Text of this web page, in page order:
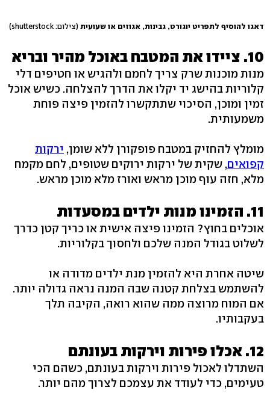
דאגו להוסיף לתפריט יוגורט, גבינות, אגוזים או שעועית (צילום: shutterstock)
10. ציידו את המטבח באוכל מהיר ובריא
מנות מוכנות שרק צריך לחמם ולהגיש או חטיפים דלי
קלוריות בהישג יד יקלו את הדרך להצלחה. כשיש אוכל
זמין ומוכן, הסיכוי שתתקשרו להזמין פיצה פוחת
משמעותית.
מומלץ להחזיק במטבח פופקורן ללא שומן, ירקות
קפואים, שקית של ירקות ירוקים שטופים, לחם מקמח
מלא, חזה עוף מוכן מראש ואורז מלא מוכן מראש.
11. הזמינו מנות ילדים במסעדות
אוכלים בחוץ? הזמינו פיצה אישית או כריך קטן כדרך
לשלוט בגודל המנה שלכם ולחסוך בקלוריות.
שיטה אחרת היא להזמין מנת ילדים מדודה או
להשתמש בצלחת קטנה שבה המנה נראה גדולה יותר.
אם המוח מרוצה ממה שהוא רואה, הקיבה תלך
בעקבותיו.
12. אכלו פירות וירקות בעונתם
השתדלו לאכול פירות וירקות בעונתם, כשהם הכי
טעימים, כדי לעודד את עצמכם לצרוך מהם יותר.